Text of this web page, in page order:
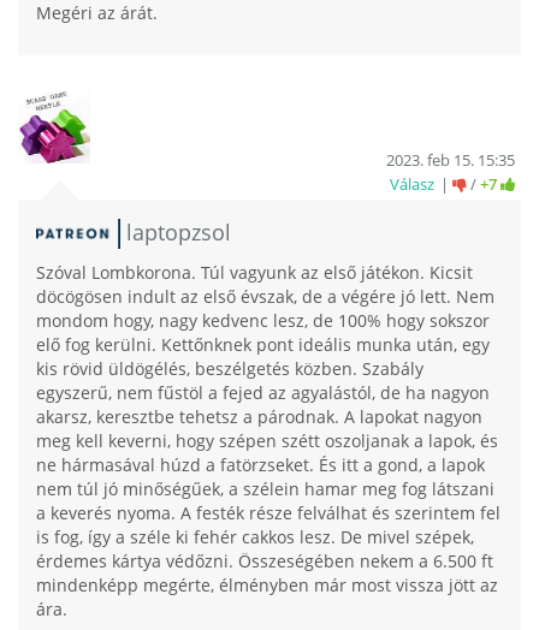
Megéri az árát.
laptopzsol
2023. feb 15. 15:35
Válasz
/+7
Szóval Lombkorona. Túl vagyunk az első játékon. Kicsit
döcögösen indult az első évszak, de a végére jó lett. Nem
mondom hogy, nagy kedvenc lesz, de 100% hogy sokszor
elő fog kerülni. Kettőnknek pont ideális munka után, egy
kis rövid üldögélés, beszélgetés közben. Szabály
egyszerű, nem fűstöl a fejed az agyalástól, de ha nagyon
akarsz, keresztbe tehetsz a párodnak. A lapokat nagyon
meg kell keverni, hogy szépen szétt oszoljanak a lapok, és
ne hármasával húzd a fatörzseket. És itt a gond, a lapok
nem túl jó minőségűek, a szélein hamar meg fog látszani
a keverés nyoma. A festék része felválhat és szerintem fel
is fog, így a széle ki fehér cakkos lesz. De mivel szépek,
érdemes kártya védőzni. Összeségében nekem a 6.500 ft
mindenképp megérte, élményben már most vissza jött az
ára.